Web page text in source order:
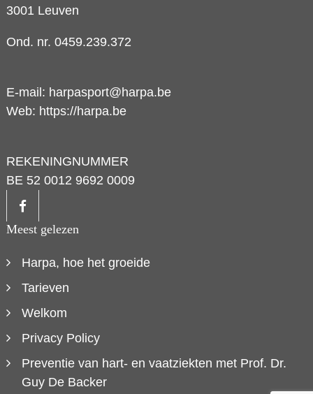
3001 Leuven
Ond. nr. 0459.239.372
E-mail: harpasport@harpa.be
Web: https://harpa.be
REKENINGNUMMER
BE 52 0012 9692 0009
Meest gelezen
Harpa, hoe het groeide
Tarieven
Welkom
Privacy Policy
Preventie van hart- en vaatziekten met Prof. Dr.
Guy De Backer